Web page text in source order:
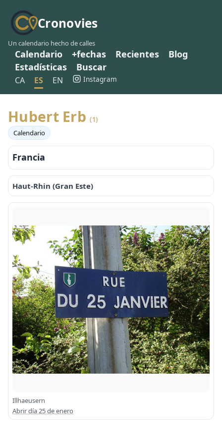
Cronovies
Un calendario hecho de calles
Calendario +fechas Recientes
Blog
Estadísticas
Buscar
CA ES EN Instagram
Hubert Erb(1)
Calendario
Francia
Haut-Rhin (Gran Este)
Illhaeusern
Abrir día 25 de enero